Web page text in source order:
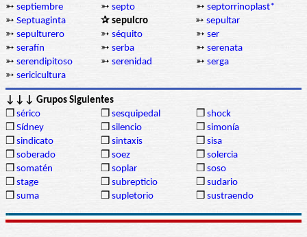
➳ septiembre ➳ septo ➳ septorrinoplast*
➳ Septuaginta ✰ sepulcro ➳ sepultar
➳ sepulturero ➳ séquito ➳ ser
➳ serafín ➳ serba ➳ serenata
➳ serendipitoso ➳ serenidad ➳ serga
➳ sericicultura
↓↓↓ Grupos Siguientes
❒ sérico ❒ sesquipedal ❒ shock
❒ Sídney ❒ silencio ❒ simonía
❒ sindicato ❒ sintaxis ❒ sisa
❒ soberado ❒ soez ❒ solercia
❒ somatén ❒ soplar ❒ soso
❒ stage ❒ subrepticio ❒ sudario
❒ suma ❒ supletorio ❒ sustraendo